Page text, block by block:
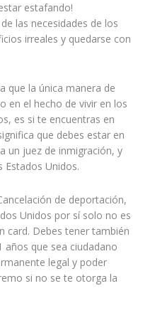
estafando!
las necesidades de los
irreales y quedarse con
que la única manera de
en el hecho de vivir en los
es si te encuentras en
que debes estar en
un juez de inmigración, y
Estados Unidos.
de deportación,
Unidos por sí solo no es
card. Debes tener también
que sea ciudadano
legal y poder
si no se te otorga la